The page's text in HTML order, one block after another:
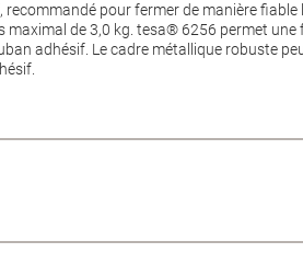
pour fermer de manière fiable
de 3,0 kg. tesa® 6256 permet
adhésif. Le cadre métallique robuste